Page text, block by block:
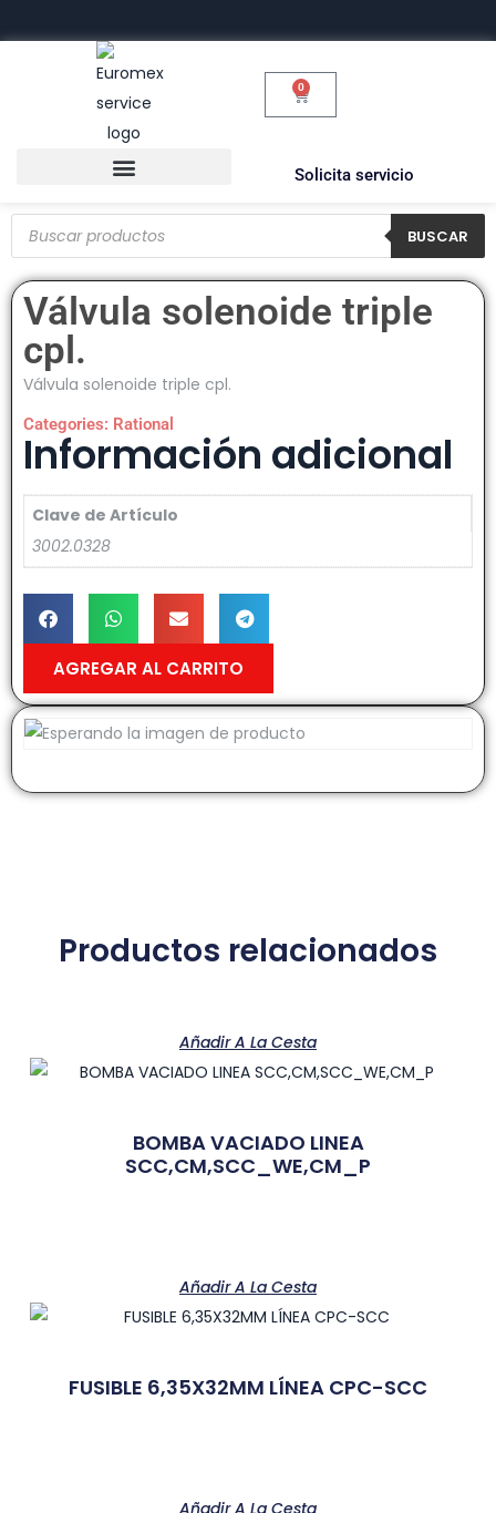
0
Solicita servicio
BUSCAR
Válvula solenoide triple
cpl.
Válvula solenoide triple cpl.
Categories: Rational
Información adicional
Clave de Artículo
3002.0328
AGREGAR AL CARRITO
Productos relacionados
Añadir A La Cesta
BOMBA VACIADO LINEA
SCC,CM,SCC_WE,CM_P
Añadir A La Cesta
FUSIBLE 6,35X32MM LÍNEA CPC-SCC
Añadir A La Cesta